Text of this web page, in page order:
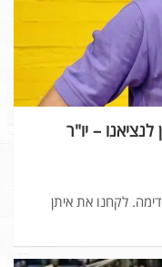
– יו"ר
לקחנו את איתן